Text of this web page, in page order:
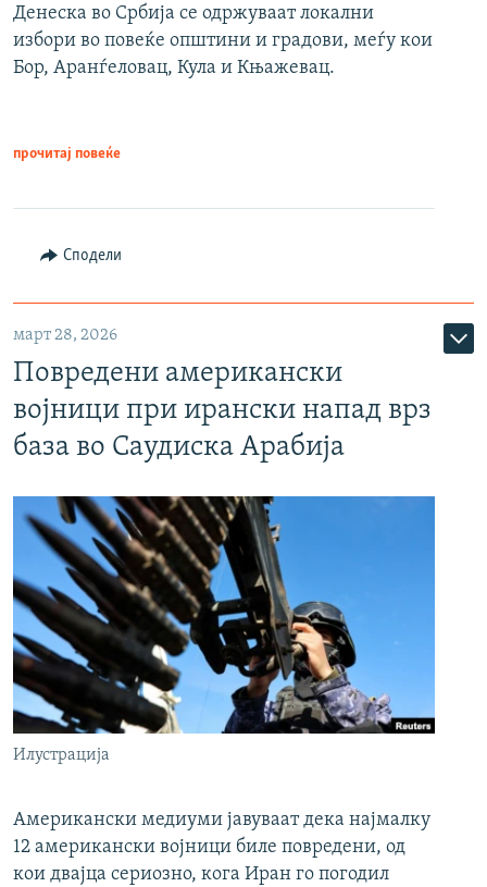
Денеска во Србија се одржуваат локални
избори во повеќе општини и градови, меѓу кои
Бор, Аранѓеловац, Кула и Књажевац.
прочитај повеќе
Сподели
март 28, 2026
Повредени американски
војници при ирански напад врз
база во Саудиска Арабија
Илустрација
Американски медиуми јавуваат дека најмалку
12 американски војници биле повредени, од
кои двајца сериозно, кога Иран го погодил